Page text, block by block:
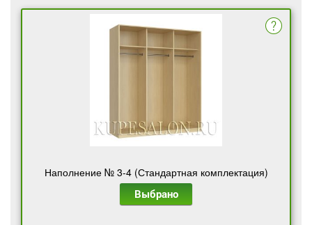
Наполнение № 3-4 (Стандартная комплектация)
Выбрано